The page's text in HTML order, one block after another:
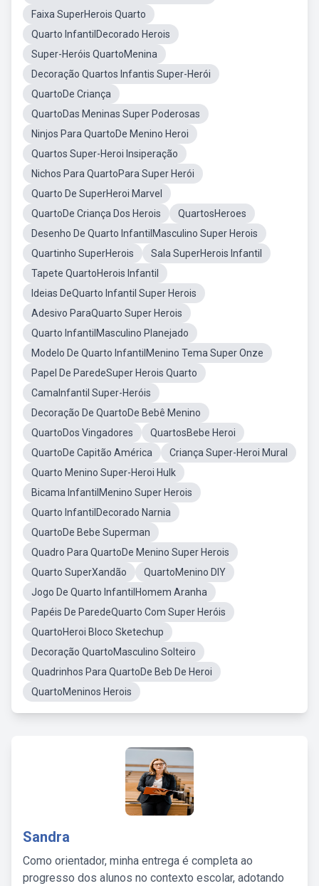
Faixa SuperHerois Quarto
Quarto InfantilDecorado Herois
Super-Heróis QuartoMenina
Decoração Quartos Infantis Super-Herói
QuartoDe Criança
QuartoDas Meninas Super Poderosas
Ninjos Para QuartoDe Menino Heroi
Quartos Super-Heroi Insiperação
Nichos Para QuartoPara Super Herói
Quarto De SuperHeroi Marvel
QuartoDe Criança Dos Herois
QuartosHeroes
Desenho De Quarto InfantilMasculino Super Herois
Quartinho SuperHerois
Sala SuperHerois Infantil
Tapete QuartoHerois Infantil
Ideias DeQuarto Infantil Super Herois
Adesivo ParaQuarto Super Herois
Quarto InfantilMasculino Planejado
Modelo De Quarto InfantilMenino Tema Super Onze
Papel De ParedeSuper Herois Quarto
CamaInfantil Super-Heróis
Decoração De QuartoDe Bebê Menino
QuartoDos Vingadores
QuartosBebe Heroi
QuartoDe Capitão América
Criança Super-Heroi Mural
Quarto Menino Super-Heroi Hulk
Bicama InfantilMenino Super Herois
Quarto InfantilDecorado Narnia
QuartoDe Bebe Superman
Quadro Para QuartoDe Menino Super Herois
Quarto SuperXandão
QuartoMenino DIY
Jogo De Quarto InfantilHomem Aranha
Papéis De ParedeQuarto Com Super Heróis
QuartoHeroi Bloco Sketechup
Decoração QuartoMasculino Solteiro
Quadrinhos Para QuartoDe Beb De Heroi
QuartoMeninos Herois
Sandra
Como orientador, minha entrega é completa ao
progresso dos alunos no contexto escolar, adotando